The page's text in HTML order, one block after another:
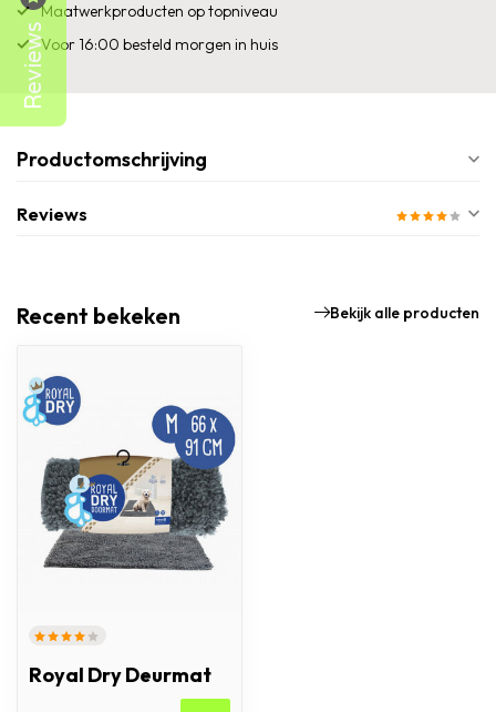
Maatwerkproducten op topniveau
Voor 16:00 besteld morgen in huis
Productomschrijving
Reviews
Recent bekeken Bekijk alle producten
Royal Dry Deurmat
Reviews